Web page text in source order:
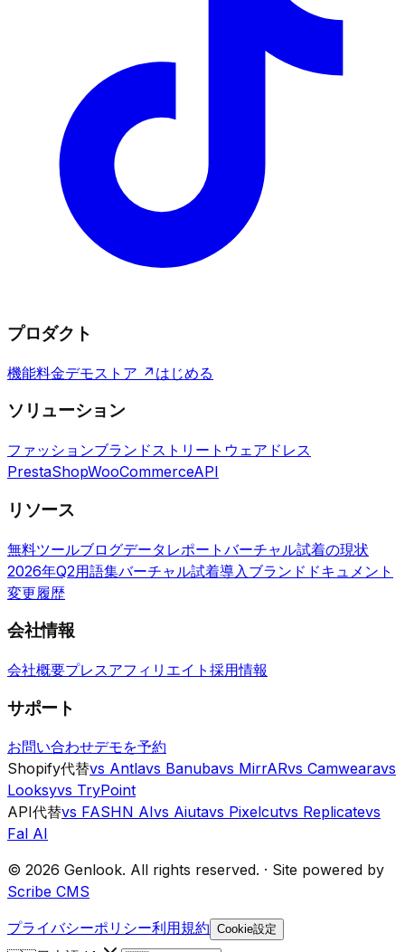
プロダクト
機能料金デモストア ↗ はじめる
ソリューション
ファッションブランドストリートウェア ドレス
PrestaShopWooCommerceAPI
リソース
無料ツールブログデータレポート バーチャル試着の現状
2026年Q2用語集バーチャル試着導入ブランド ドキュメント
変更履歴
会社情報
会社概要プレスアフィリエイト 採用情報
サポート
お問い合わせデモを予約
Shopify代替vs Antlavs Banubavs MirrARvs Camwearavs
Looksyvs TryPoint
API代替vs FASHN AIvs Aiutavs Pixelcutvs Replicatevs
Fal AI
© 2026 Genlook. All rights reserved. · Site powered by
Scribe CMS
プライバシーポリシー利用規約 Cookie設定